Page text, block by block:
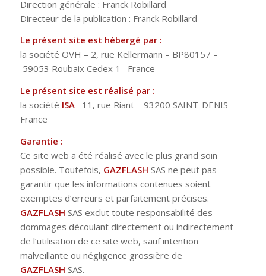
Direction générale : Franck Robillard
Directeur de la publication : Franck Robillard
Le présent site est hébergé par :
la société OVH – 2, rue Kellermann – BP80157 –
59053 Roubaix Cedex 1– France
Le présent site est réalisé par :
la société ISA– 11, rue Riant – 93200 SAINT-DENIS –
France
Garantie :
Ce site web a été réalisé avec le plus grand soin
possible. Toutefois, GAZFLASH SAS ne peut pas
garantir que les informations contenues soient
exemptes d’erreurs et parfaitement précises.
GAZFLASH SAS exclut toute responsabilité des
dommages découlant directement ou indirectement
de l’utilisation de ce site web, sauf intention
malveillante ou négligence grossière de
GAZFLASH SAS.